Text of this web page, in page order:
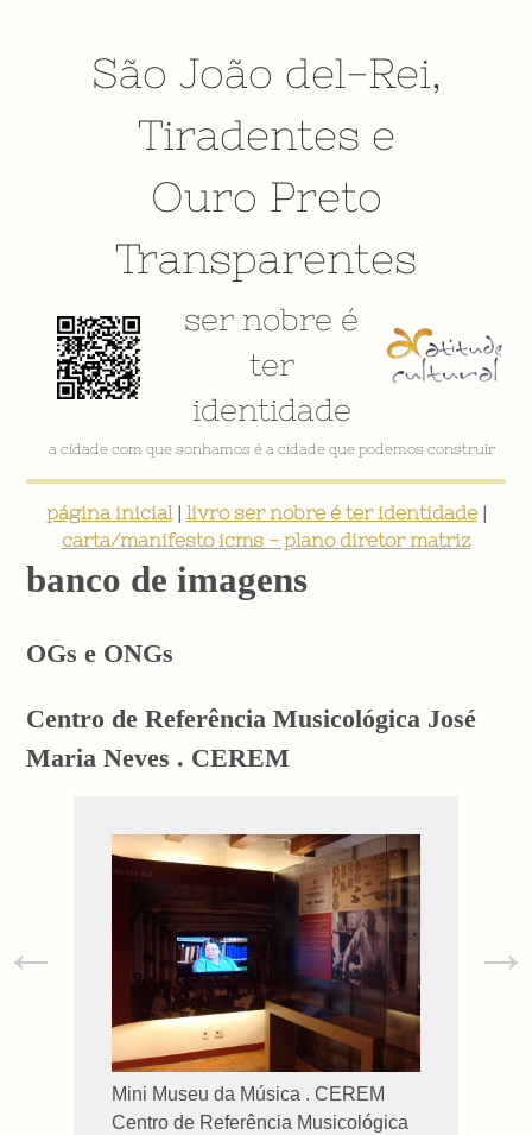
São João del-Rei,
Tiradentes e
Ouro Preto
Transparentes
ser nobre é
ter
identidade
a cidade com que sonhamos é a cidade que podemos construir
página inicial| livro ser nobre é ter identidade|
carta/manifesto icms - plano diretor matriz
banco de imagens
OGs e ONGs
Centro de Referência Musicológica José
Maria Neves . CEREM
Mini Museu da Música . CEREM
Centro de Referência Musicológica
← →